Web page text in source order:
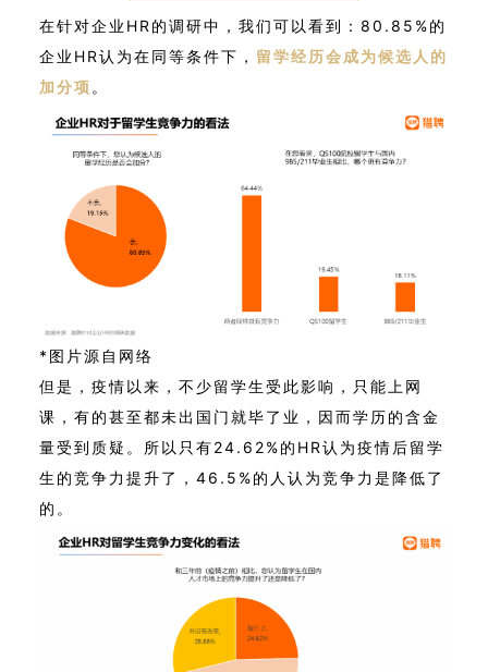
在针对企业HR的调研中，我们可以看到：80.85%的
企业HR认为在同等条件下， 留学经历会成为候选人的
加分项 。
*图片源自网络
但是，疫情以来，不少留学生受此影响，只能上网
课，有的甚至都未出国门就毕了业，因而学历的含金
量受到质疑。 所以只有24.62%的HR认为疫情后留学
生的竞争力提升了，46.5%的人认为竞争力是降低了
的。